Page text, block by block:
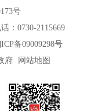
号
：0730-2115669
备09009298号
府 网站地图